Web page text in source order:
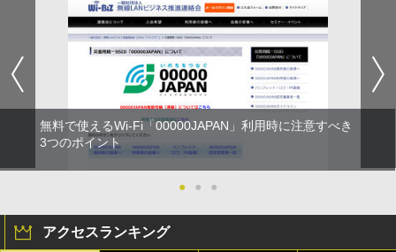
無料で使えるWi-Fi「00000JAPAN」利用時に注意すべき
3つのポイント
● ● ●
アクセスランキング